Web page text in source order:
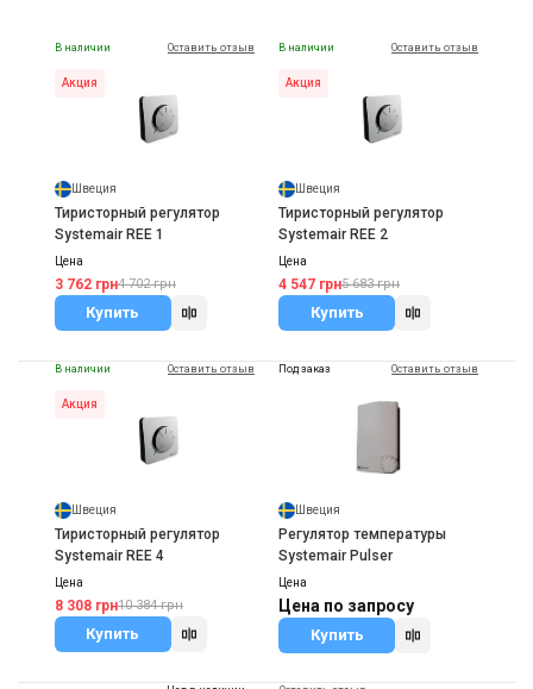
В наличии Оставить отзыв
Акция
Швеция
Тиристорный регулятор
Systemair REE 1
Цена
3 762 грн4 702 грн
Купить
В наличии Оставить отзыв
Акция
Швеция
Тиристорный регулятор
Systemair REE 2
Цена
4 547 грн5 683 грн
Купить
В наличии Оставить отзыв
Акция
Швеция
Тиристорный регулятор
Systemair REE 4
Цена
8 308 грн10 384 грн
Купить
Под заказ Оставить отзыв
Швеция
Регулятор температуры
Systemair Pulser
Цена
Цена по запросу
Купить